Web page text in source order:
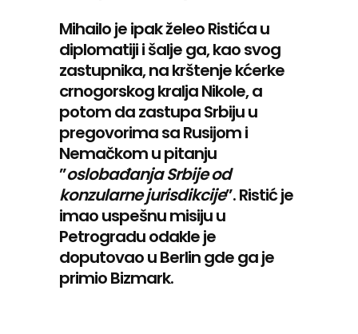
Mihailo je ipak želeo Ristića u
diplomatiji i šalje ga, kao svog
zastupnika, na krštenje kćerke
crnogorskog kralja Nikole, a
potom da zastupa Srbiju u
pregovorima sa Rusijom i
Nemačkom u pitanju
”oslobađanja Srbije od
konzularne jurisdikcije”. Ristić je
imao uspešnu misiju u
Petrogradu odakle je
doputovao u Berlin gde ga je
primio Bizmark.